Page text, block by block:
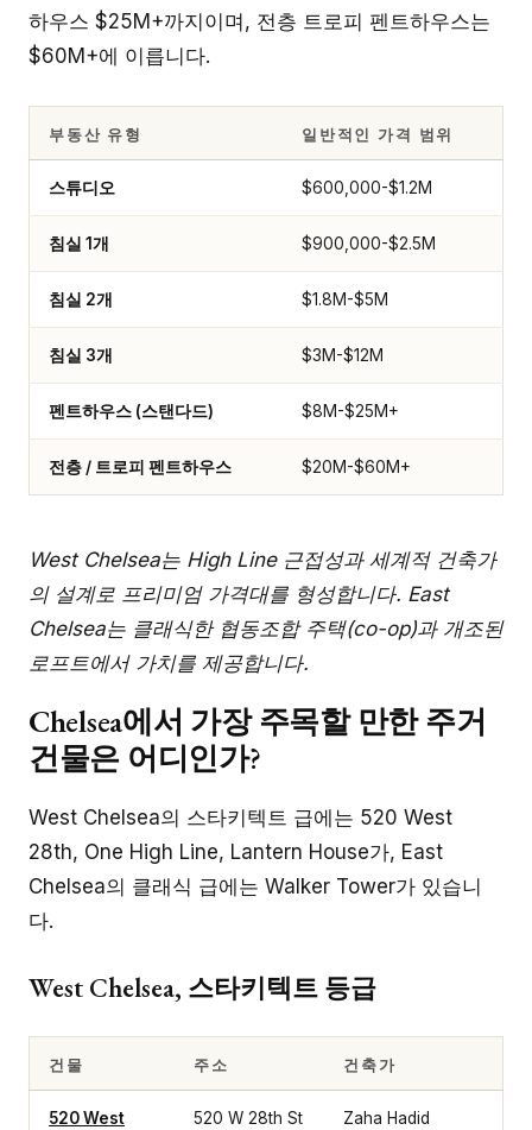
하우스 $25M+까지이며, 전층 트로피 펜트하우스는
$60M+에 이릅니다.
부동산 유형 일반적인 가격 범위
스튜디오 $600,000-$1.2M
침실 1개 $900,000-$2.5M
침실 2개 $1.8M-$5M
침실 3개 $3M-$12M
펜트하우스 (스탠다드) $8M-$25M+
전층 / 트로피 펜트하우스 $20M-$60M+
West Chelsea는 High Line 근접성과 세계적 건축가
의 설계로 프리미엄 가격대를 형성합니다. East
Chelsea는 클래식한 협동조합 주택(co-op)과 개조된
로프트에서 가치를 제공합니다.
Chelsea에서 가장 주목할 만한 주거
건물은 어디인가?
West Chelsea의 스타키텍트 급에는 520 West
28th, One High Line, Lantern House가, East
Chelsea의 클래식 급에는 Walker Tower가 있습니
다.
West Chelsea, 스타키텍트 등급
건물 주소 건축가
520 West
520 W 28th St Zaha Hadid